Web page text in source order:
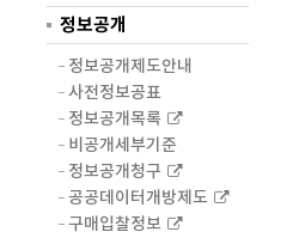
정보공개
정보공개제도안내
사전정보공표
정보공개목록
비공개세부기준
정보공개청구
공공데이터개방제도
구매입찰정보